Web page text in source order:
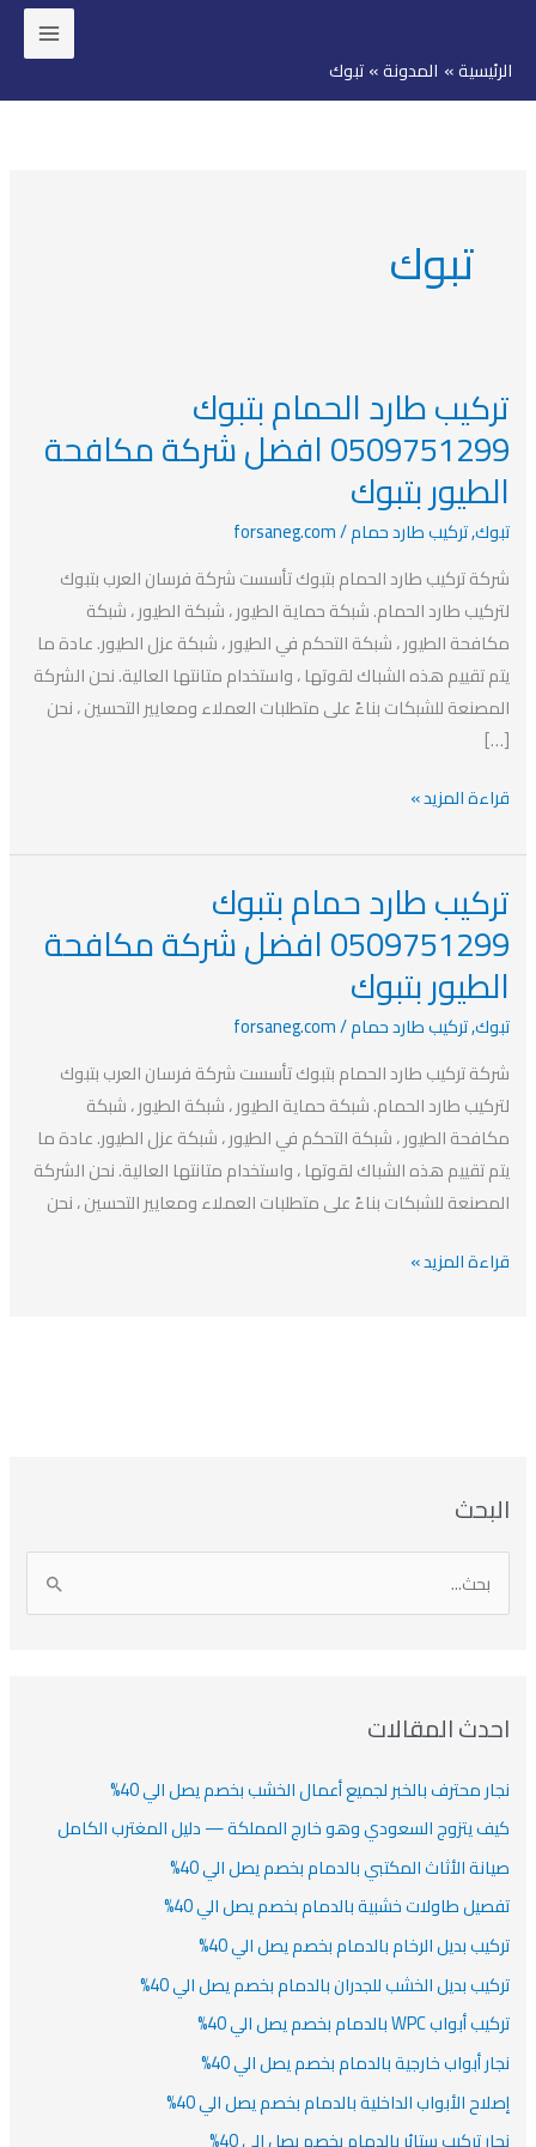
المحتوى
الرئيسية المدونة تبوك
تبوك
تركيب طارد الحمام بتبوك
0509751299 افضل شركة مكافحة
الطيور بتبوك
تبوك,تركيب طارد حمام/
forsaneg.com
شركة تركيب طارد الحمام بتبوك تأسست شركة فرسان العرب بتبوك
لتركيب طارد الحمام. شبكة حماية الطيور ، شبكة الطيور ، شبكة
مكافحة الطيور ، شبكة التحكم في الطيور ، شبكة عزل الطيور. عادة ما
يتم تقييم هذه الشباك لقوتها ، واستخدام متانتها العالية. نحن الشركة
المصنعة للشبكات بناءً على متطلبات العملاء ومعايير التحسين ، نحن
[…]
تركيب
طارد
الحمام
بتبوك
0509751299
افضل
شركة
مكافحة
الطيور
بتبوك
قراءة المزيد »
تركيب طارد حمام بتبوك
0509751299 افضل شركة مكافحة
الطيور بتبوك
تبوك,تركيب طارد حمام/
forsaneg.com
شركة تركيب طارد الحمام بتبوك تأسست شركة فرسان العرب بتبوك
لتركيب طارد الحمام. شبكة حماية الطيور ، شبكة الطيور ، شبكة
مكافحة الطيور ، شبكة التحكم في الطيور ، شبكة عزل الطيور. عادة ما
يتم تقييم هذه الشباك لقوتها ، واستخدام متانتها العالية. نحن الشركة
المصنعة للشبكات بناءً على متطلبات العملاء ومعايير التحسين ، نحن
تركيب
طارد
حمام
بتبوك
0509751299
افضل
شركة
مكافحة
الطيور
بتبوك
قراءة المزيد »
البحث
ل
ث
ن
:
احدث المقالات
نجار محترف بالخبر لجميع أعمال الخشب بخصم يصل الي 40%
كيف يتزوج السعودي وهو خارج المملكة — دليل المغترب الكامل
صيانة الأثاث المكتبي بالدمام بخصم يصل الي 40%
تفصيل طاولات خشبية بالدمام بخصم يصل الي 40%
تركيب بديل الرخام بالدمام بخصم يصل الي 40%
تركيب بديل الخشب للجدران بالدمام بخصم يصل الي 40%
تركيب أبواب WPC بالدمام بخصم يصل الي 40%
نجار أبواب خارجية بالدمام بخصم يصل الي 40%
إصلاح الأبواب الداخلية بالدمام بخصم يصل الي 40%
ل
ش
ص
ف
ل
ش
ل
ن
ا